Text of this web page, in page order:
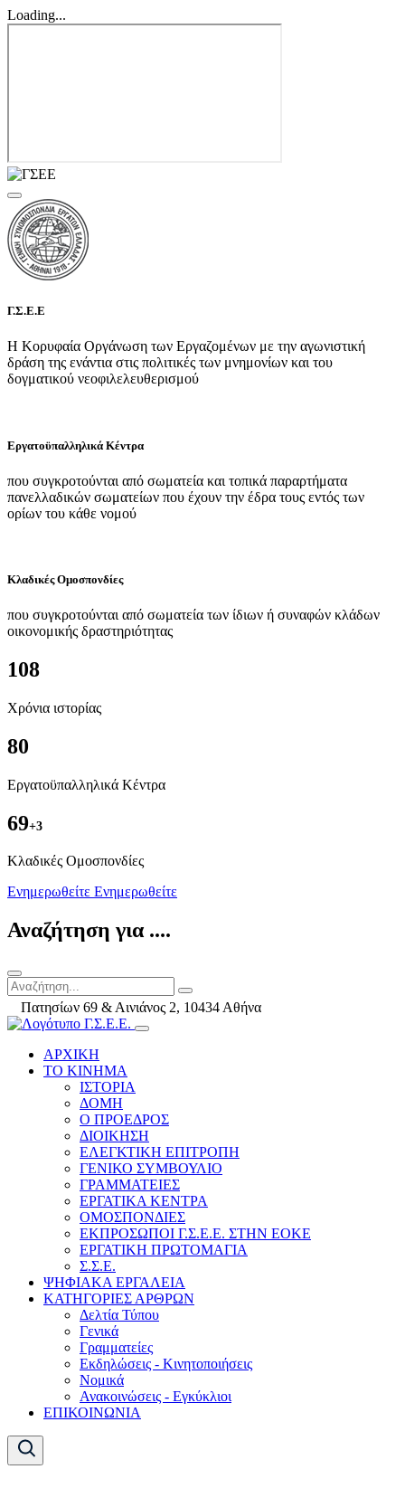
Loading...
Γ.Σ.Ε.Ε
Η Κορυφαία Οργάνωση των Εργαζομένων με την αγωνιστική
δράση της ενάντια στις πολιτικές των μνημονίων και του
δογματικού νεοφιλελευθερισμού
Εργατοϋπαλληλικά Κέντρα
που συγκροτούνται από σωματεία και τοπικά παραρτήματα
πανελλαδικών σωματείων που έχουν την έδρα τους εντός των
ορίων του κάθε νομού
Κλαδικές Ομοσπονδίες
που συγκροτούνται από σωματεία των ίδιων ή συναφών κλάδων
οικονομικής δραστηριότητας
108
Χρόνια ιστορίας
80
Εργατοϋπαλληλικά Κέντρα
69+3
Kλαδικές Ομοσπονδίες
Ενημερωθείτε Ενημερωθείτε
Αναζήτηση για ....
Πατησίων 69 & Αινιάνος 2, 10434 Αθήνα
ΑΡΧΙΚΗ
ΤΟ ΚΙΝΗΜΑ
ΙΣΤΟΡΙΑ
ΔΟΜΗ
Ο ΠΡΟΕΔΡΟΣ
ΔΙΟΙΚΗΣΗ
ΕΛΕΓΚΤΙΚΗ ΕΠΙΤΡΟΠΗ
ΓΕΝΙΚΟ ΣΥΜΒΟΥΛΙΟ
ΓΡΑΜΜΑΤΕΙΕΣ
ΕΡΓΑΤΙΚΑ ΚΕΝΤΡΑ
ΟΜΟΣΠΟΝΔΙΕΣ
ΕΚΠΡΟΣΩΠΟΙ Γ.Σ.Ε.Ε. ΣΤΗΝ ΕΟΚΕ
ΕΡΓΑΤΙΚΗ ΠΡΩΤΟΜΑΓΙΑ
Σ.Σ.Ε.
ΨΗΦΙΑΚΑ ΕΡΓΑΛΕΙΑ
ΚΑΤΗΓΟΡΙΕΣ ΑΡΘΡΩΝ
Δελτία Τύπου
Γενικά
Γραμματείες
Εκδηλώσεις - Κινητοποιήσεις
Νομικά
Ανακοινώσεις - Εγκύκλιοι
ΕΠΙΚΟΙΝΩΝΙΑ